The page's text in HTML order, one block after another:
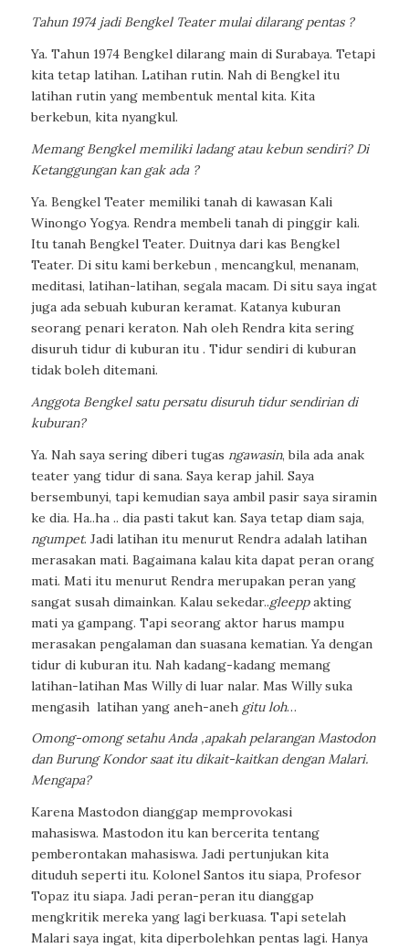
Tahun 1974 jadi Bengkel Teater mulai dilarang pentas ?
Ya. Tahun 1974 Bengkel dilarang main di Surabaya. Tetapi
kita tetap latihan. Latihan rutin. Nah di Bengkel itu
latihan rutin yang membentuk mental kita. Kita
berkebun, kita nyangkul.
Memang Bengkel memiliki ladang atau kebun sendiri? Di
Ketanggungan kan gak ada ?
Ya. Bengkel Teater memiliki tanah di kawasan Kali
Winongo Yogya. Rendra membeli tanah di pinggir kali.
Itu tanah Bengkel Teater. Duitnya dari kas Bengkel
Teater. Di situ kami berkebun , mencangkul, menanam,
meditasi, latihan-latihan, segala macam. Di situ saya ingat
juga ada sebuah kuburan keramat. Katanya kuburan
seorang penari keraton. Nah oleh Rendra kita sering
disuruh tidur di kuburan itu . Tidur sendiri di kuburan
tidak boleh ditemani.
Anggota Bengkel satu persatu disuruh tidur sendirian di
kuburan?
Ya. Nah saya sering diberi tugas ngawasin, bila ada anak
teater yang tidur di sana. Saya kerap jahil. Saya
bersembunyi, tapi kemudian saya ambil pasir saya siramin
ke dia. Ha..ha .. dia pasti takut kan. Saya tetap diam saja,
ngumpet. Jadi latihan itu menurut Rendra adalah latihan
merasakan mati. Bagaimana kalau kita dapat peran orang
mati. Mati itu menurut Rendra merupakan peran yang
sangat susah dimainkan. Kalau sekedar..gleeppakting
mati ya gampang. Tapi seorang aktor harus mampu
merasakan pengalaman dan suasana kematian. Ya dengan
tidur di kuburan itu. Nah kadang-kadang memang
latihan-latihan Mas Willy di luar nalar. Mas Willy suka
mengasih latihan yang aneh-aneh gitu loh…
Omong-omong setahu Anda ,apakah pelarangan Mastodon
dan Burung Kondor saat itu dikait-kaitkan dengan Malari.
Mengapa?
Karena Mastodondianggap memprovokasi
mahasiswa. Mastodonitu kan bercerita tentang
pemberontakan mahasiswa. Jadi pertunjukan kita
dituduh seperti itu. Kolonel Santos itu siapa, Profesor
Topaz itu siapa. Jadi peran-peran itu dianggap
mengkritik mereka yang lagi berkuasa. Tapi setelah
Malari saya ingat, kita diperbolehkan pentas lagi. Hanya